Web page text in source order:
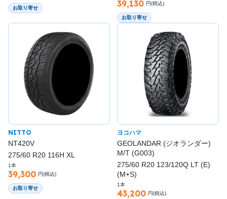
お取り寄せ 39,130 円(税込)
お取り寄せ
NITTO
NT420V
275/60 R20 116H XL
1本
39,300 円(税込)
お取り寄せ
ヨコハマ
GEOLANDAR (ジオランダー)
M/T (G003)
275/60 R20 123/120Q LT (E)
(M+S)
1本
43,200 円(税込)